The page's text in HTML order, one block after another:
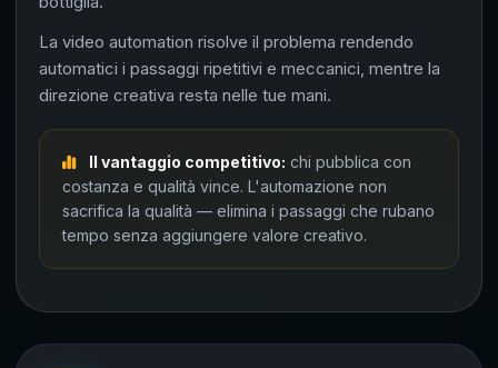
La video automation risolve il problema rendendo
automatici i passaggi ripetitivi e meccanici, mentre la
direzione creativa resta nelle tue mani.
Il vantaggio competitivo: chi pubblica con
costanza e qualità vince. L'automazione non
sacrifica la qualità — elimina i passaggi che rubano
tempo senza aggiungere valore creativo.